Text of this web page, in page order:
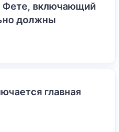
Фете, включающий
должны
главная